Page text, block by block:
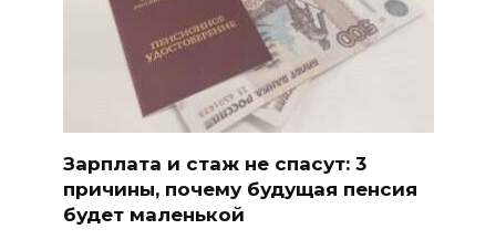
Зарплата и стаж не спасут: 3
причины, почему будущая пенсия
будет маленькой